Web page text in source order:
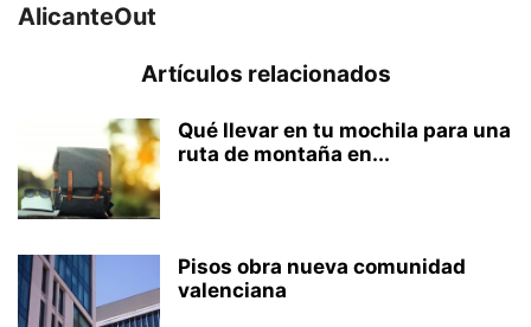
AlicanteOut
Artículos relacionados
Qué llevar en tu mochila para una
ruta de montaña en...
Pisos obra nueva comunidad
valenciana